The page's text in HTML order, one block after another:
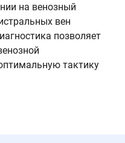
на венозный
вен
позволяет
тактику